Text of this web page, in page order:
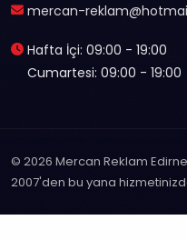
mercan-
Hafta İçi: 09:00 - 19:00
Cumartesi: 09:00 - 19:00
© 2026 Mercan Reklam Edirne
2007'den bu yana